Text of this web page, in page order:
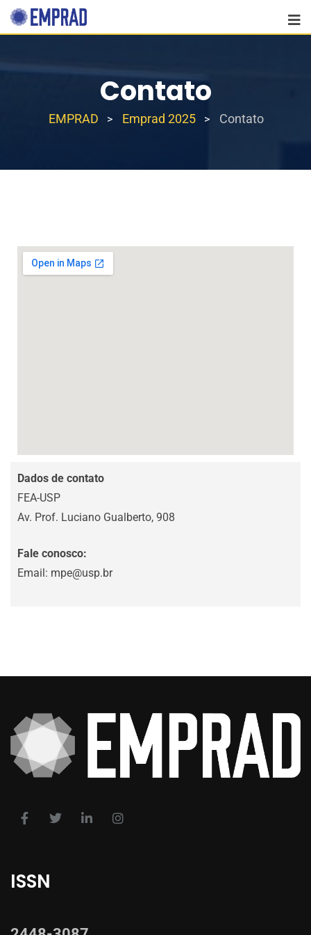
Contato
EMPRAD > Emprad 2025 > Contato
Dados de contato
FEA-USP
Av. Prof. Luciano Gualberto, 908
Fale conosco:
Email: mpe@usp.br
ISSN